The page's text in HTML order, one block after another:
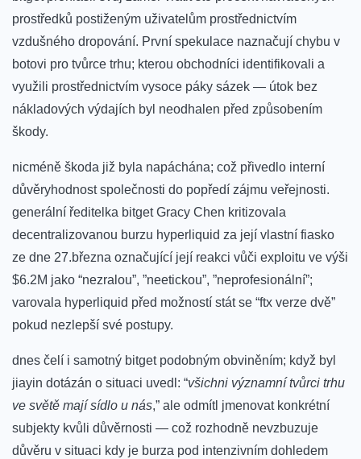
prostředků postiženým uživatelům prostřednictvím
vzdušného ⁢dropování.⁤ První spekulace naznačují chybu v
botovi pro ⁣tvůrce ⁤trhu; kterou obchodníci identifikovali a
využili prostřednictvím vysoce páky sázek — útok bez
nákladových výdajích⁢ byl neodhalen před způsobením
škody.
nicméně škoda již byla napáchána; což přivedlo interní
důvěryhodnost⁣ společnosti do⁣ popředí zájmu veřejnosti.
generální ředitelka ⁣bitget Gracy Chen kritizovala
decentralizovanou⁣ burzu⁣ hyperliquid ⁢za její vlastní fiasko
⁣ze dne 27.března označující její reakci vůči exploitu ve výši
$6.2M ‍jako “nezralou”, ‌”neetickou”, ⁤”neprofesionální”;
varovala hyperliquid ⁢před možností ​stát‌ se “ftx ⁣verze​ dvě”
pokud nezlepší své postupy.
dnes čelí i samotný bitget‌ podobným obviněním; ⁢když byl
jiayin dotázán o situaci uvedl: “všichni významní tvůrci trhu
ve světě mají sídlo ⁢u nás,” ale odmítl⁢ jmenovat konkrétní
subjekty kvůli ⁤důvěrnosti ⁣—‍ což rozhodně nevzbuzuje
důvěru v situaci kdy je burza ⁢pod ⁢intenzivním dohledem